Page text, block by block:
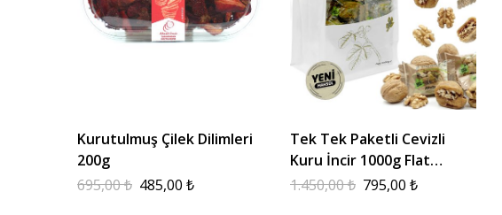
Kurutulmuş Çilek Dilimleri
200g
695,00₺ 485,00 ₺
Tek Tek Paketli Cevizli
Kuru İncir 1000g Flat
Bottom Paket
1.450,00₺ 795,00 ₺